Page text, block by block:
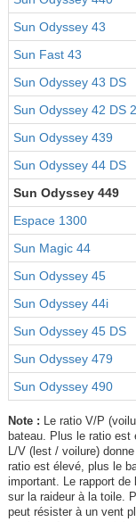
Sun Odyssey 43
Sun Fast 43
Sun Odyssey 43 DS
Sun Odyssey 42 DS
Sun Odyssey 439
Sun Odyssey 44 DS
Sun Odyssey 449
Espace 1300
Sun Magic 44
Sun Odyssey 45
Sun Odyssey 44i
Sun Odyssey 45 DS
Sun Odyssey 479
Sun Odyssey 490
Note : Le ratio V/P
bateau. Plus le ratio est
L/V (lest / voilure)
ratio est élevé, plus le
important. Le rapport
sur la raideur à la toile.
peut résister à un vent